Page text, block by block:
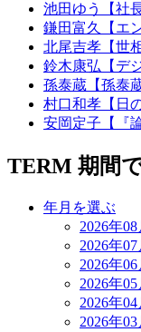
池田ゆう【社
鎌田富久【エ
北尾吉孝【世
鈴木康弘【デ
孫泰蔵【孫泰
村口和孝【日
安岡定子【『
TERM 期間
年月を選ぶ
2026年
2026年
2026年
2026年
2026年
2026年